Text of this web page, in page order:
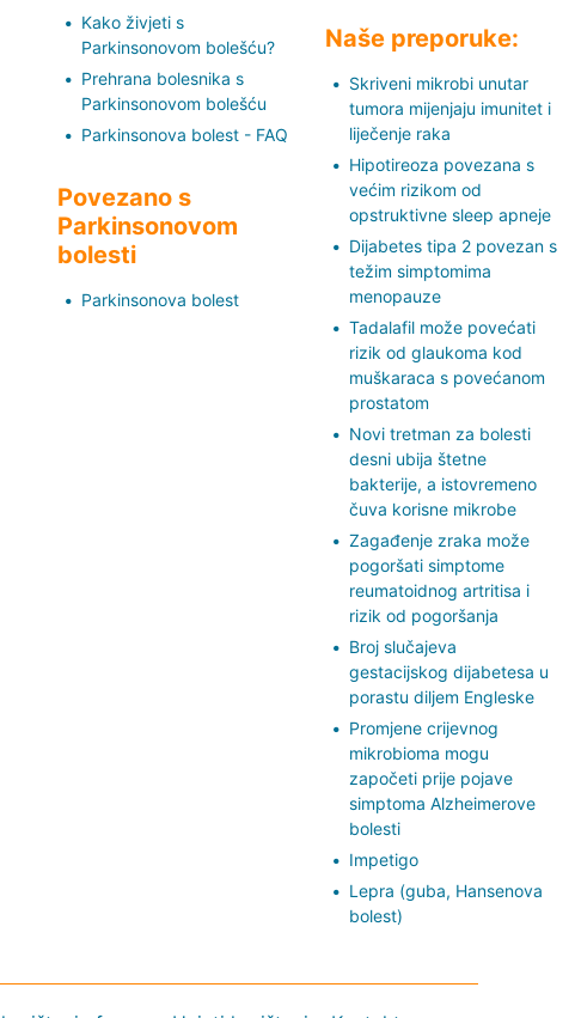
Kako živjeti s
Parkinsonovom bolešću?
Prehrana bolesnika s
Parkinsonovom bolešću
Parkinsonova bolest - FAQ
Povezano s
Parkinsonovom
bolesti
Parkinsonova bolest
Naše preporuke:
Skriveni mikrobi unutar
tumora mijenjaju imunitet i
liječenje raka
Hipotireoza povezana s
većim rizikom od
opstruktivne sleep apneje
Dijabetes tipa 2 povezan s
težim simptomima
menopauze
Tadalafil može povećati
rizik od glaukoma kod
muškaraca s povećanom
prostatom
Novi tretman za bolesti
desni ubija štetne
bakterije, a istovremeno
čuva korisne mikrobe
Zagađenje zraka može
pogoršati simptome
reumatoidnog artritisa i
rizik od pogoršanja
Broj slučajeva
gestacijskog dijabetesa u
porastu diljem Engleske
Promjene crijevnog
mikrobioma mogu
započeti prije pojave
simptoma Alzheimerove
bolesti
Impetigo
Lepra (guba, Hansenova
bolest)